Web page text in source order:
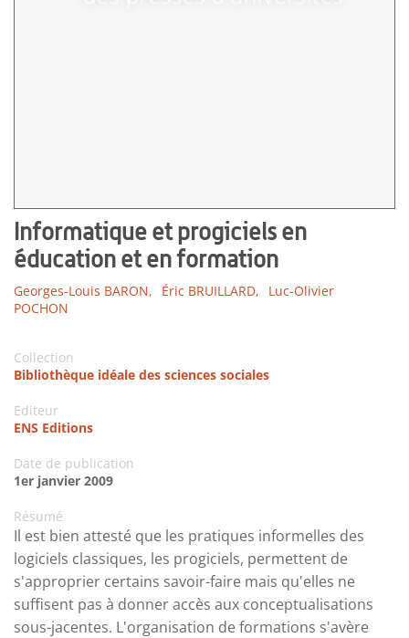
Informatique et progiciels en
éducation et en formation
Georges-Louis BARON, Éric BRUILLARD,
Luc-Olivier
POCHON
Collection
Bibliothèque idéale des sciences sociales
Editeur
ENS Editions
Date de publication
1er janvier 2009
Résumé
Il est bien attesté que les pratiques informelles des
logiciels classiques, les progiciels, permettent de
s'approprier certains savoir-faire mais qu'elles ne
suffisent pas à donner accès aux conceptualisations
sous-jacentes. L'organisation de formations s'avère